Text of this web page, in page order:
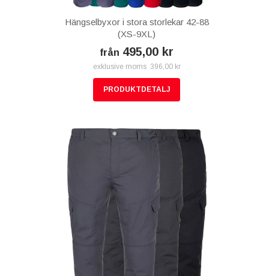
Hängselbyxor i stora storlekar 42-88
(XS-9XL)
från 495,00 kr
exklusive moms 396,00 kr
PRODUKTDETALJ